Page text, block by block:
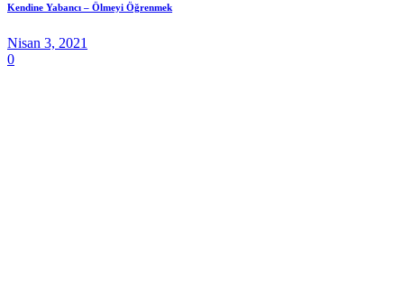
Kendine Yabancı – Ölmeyi Öğrenmek
Nisan 3, 2021
0